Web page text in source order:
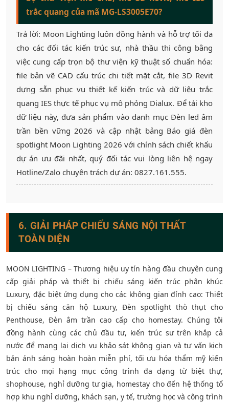
trắc quang của mã MG-LS3005E70?
Trả lời: Moon Lighting luôn đồng hành và hỗ trợ tối đa
cho các đối tác kiến trúc sư, nhà thầu thi công bằng
việc cung cấp trọn bộ thư viện kỹ thuật số chuẩn hóa:
file bản vẽ CAD cấu trúc chi tiết mặt cắt, file 3D Revit
dựng sẵn phục vụ thiết kế kiến trúc và dữ liệu trắc
quang IES thực tế phục vụ mô phỏng Dialux. Để tải kho
dữ liệu này, đưa sản phẩm vào danh mục Đèn led âm
trần bền vững 2026 và cập nhật bảng Báo giá đèn
spotlight Moon Lighting 2026 với chính sách chiết khấu
dự án ưu đãi nhất, quý đối tác vui lòng liên hệ ngay
Hotline/Zalo chuyên trách dự án: 0827.161.555.
6. GIẢI PHÁP CHIẾU SÁNG NỘI THẤT
TOÀN DIỆN
MOON LIGHTING – Thương hiệu uy tín hàng đầu chuyên cung
cấp giải pháp và thiết bị chiếu sáng kiến trúc phân khúc
Luxury, đặc biệt ứng dụng cho các không gian đỉnh cao: Thiết
bị chiếu sáng căn hộ Luxury, Đèn spotlight thò thụt cho
Penthouse, Đèn âm trần cao cấp cho homestay. Chúng tôi
đồng hành cùng các chủ đầu tư, kiến trúc sư trên khắp cả
nước để mang lại dịch vụ khảo sát không gian và tư vấn kịch
bản ánh sáng hoàn hoàn miễn phí, tối ưu hóa thẩm mỹ kiến
trúc cho mọi hạng mục công trình đa dạng từ biệt thự,
shophouse, nghỉ dưỡng tư gia, homestay cho đến hệ thống tổ
hợp khu nghỉ dưỡng, khách sạn, y tế, trường học và công trình